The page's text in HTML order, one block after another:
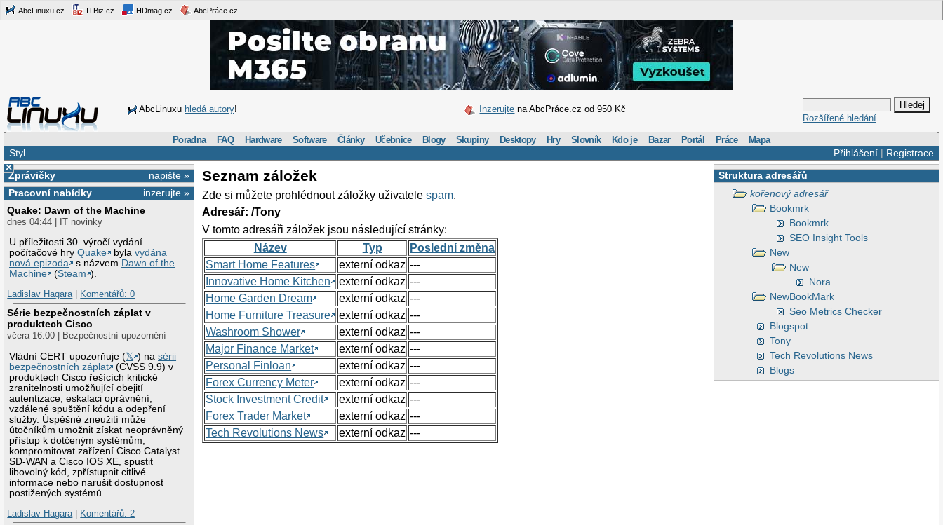
AbcLinuxu.cz ITBiz.cz HDmag.cz AbcPráce.cz
AbcLinuxu hledá autory! Inzerujte na AbcPráce.cz od 950 Kč
Rozšířené hledání
Poradna FAQ Hardware Software Články Učebnice Blogy Skupiny Desktopy Hry Slovník Kdo je Bazar Portál Práce Mapa
Přihlášení| Registrace
Styl
×
napište »
Zprávičky
inzerujte »
Pracovní nabídky
Quake: Dawn of the Machine
dnes 04:44 | IT novinky
U příležitosti 30. výročí vydání
počítačové hryQuake bylavydána
nová epizoda
s názvem Dawn of the
Machine
(Steam ).
Ladislav Hagara| Komentářů: 0
Série bezpečnostních záplat v
produktech Cisco
včera 16:00 | Bezpečnostní upozornění
Vládní CERT upozorňuje (𝕏 ) nasérii
bezpečnostních záplat
(CVSS 9.9) v
produktech Cisco řešících kritické
zranitelnosti umožňující obejití
autentizace, eskalaci oprávnění,
vzdálené spuštění kódu a odepření
služby. Úspěšné zneužití může
útočníkům umožnit získat neoprávněný
přístup k dotčeným systémům,
kompromitovat zařízení Cisco Catalyst
SD-WAN a Cisco IOS XE, spustit
libovolný kód, zpřístupnit citlivé
informace nebo narušit dostupnost
postižených systémů.
Ladislav Hagara| Komentářů: 2
Struktura adresářů
kořenový adresář
Bookmrk
Bookmrk
SEO Insight Tools
New
New
Nora
NewBookMark
Seo Metrics Checker
Blogspot
Tony
Tech Revolutions News
Blogs
Seznam záložek
Zde si můžete prohlédnout záložky uživatelespam.
Adresář: /Tony
V tomto adresáři záložek jsou následující stránky:
Název
Typ
Poslední změna
Smart Home Features
externí odkaz ---
Innovative Home Kitchen
externí odkaz ---
Home Garden Dream
externí odkaz ---
Home Furniture Treasure
externí odkaz ---
Washroom Shower
externí odkaz ---
Major Finance Market
externí odkaz ---
Personal Finloan
externí odkaz ---
Forex Currency Meter
externí odkaz ---
Stock Investment Credit
externí odkaz ---
Forex Trader Market
externí odkaz ---
Tech Revolutions News
externí odkaz ---